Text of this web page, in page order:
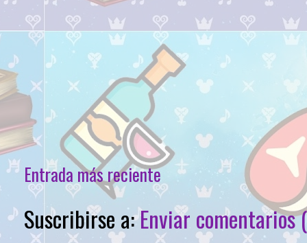
Entrada más reciente
Suscribirse a:Enviar comentarios